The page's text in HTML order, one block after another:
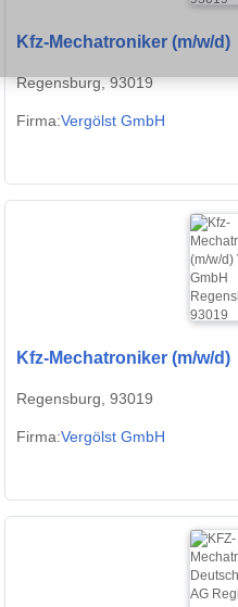
Kfz-Mechatroniker (m/w/d)
Regensburg, 93019
Firma:Vergölst GmbH
Kfz-Mechatroniker (m/w/d)
Regensburg, 93019
Firma:Vergölst GmbH